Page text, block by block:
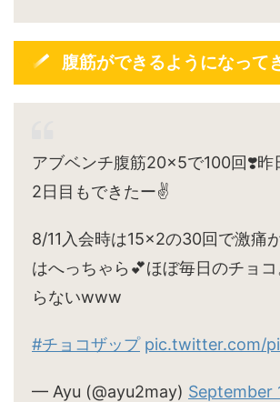
腹筋ができるようになって
アブベンチ腹筋20×5で100回❣️昨
2日目もできたー✌️
8/11入会時は15×2の30回で激痛
はへっちゃら💕ほぼ毎日のチョ
らないwww
#チョコザップ pic.twitter.com/
— Ayu (@ayu2may) September